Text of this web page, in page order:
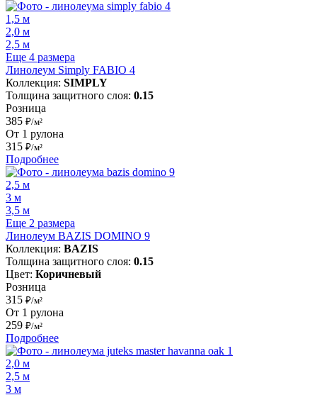
1,5 м
2,0 м
2,5 м
Еще 4 размера
Линолеум Simply FABIO 4
Коллекция: SIMPLY
Толщина защитного слоя: 0.15
Розница
385 ₽/м²
От 1 рулона
315 ₽/м²
Подробнее
2,5 м
3 м
3,5 м
Еще 2 размера
Линолеум BAZIS DOMINO 9
Коллекция: BAZIS
Толщина защитного слоя: 0.15
Цвет: Коричневый
Розница
315 ₽/м²
От 1 рулона
259 ₽/м²
Подробнее
2,0 м
2,5 м
3 м